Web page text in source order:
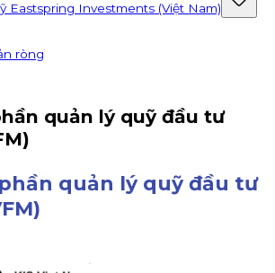
Eastspring Investments (Việt Nam)
ròng
quản lý quỹ đầu tư
quản lý quỹ đầu tư